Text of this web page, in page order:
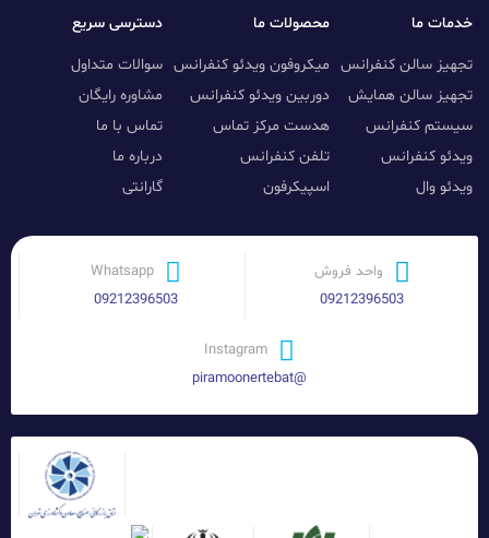
خدمات ما
تجهیز سالن کنفرانس
تجهیز سالن همایش
سیستم کنفرانس
ویدئو کنفرانس
ویدئو وال
محصولات ما
میکروفون ویدئو کنفرانس
دوربین ویدئو کنفرانس
هدست مرکز تماس
تلفن کنفرانس
اسپیکرفون
دسترسی سریع
سوالات متداول
مشاوره رایگان
تماس با ما
درباره ما
گارانتی
واحد فروش
09212396503
Whatsapp
09212396503
Instagram
@piramoonertebat